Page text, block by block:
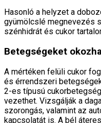
Hasonló a helyzet a
gyümölcslé megnevezés
szénhidrát és cukor
Betegségeket
A mértéken felüli cukor
és érrendszeri
2-es típusú
vezethet. Vizsgálják a
szorongás, valamint az
kapcsolatát is. A bél